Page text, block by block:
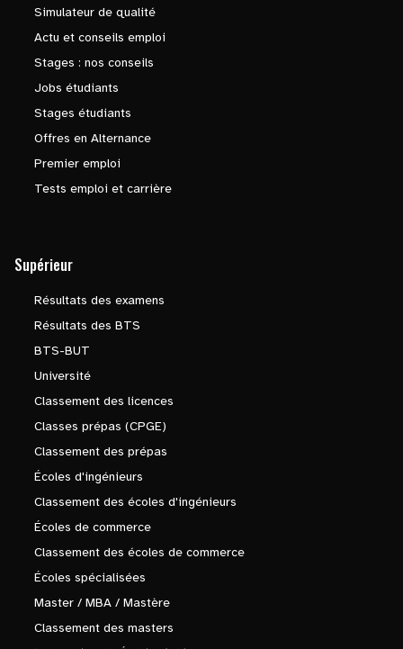
Simulateur de qualité
Actu et conseils emploi
Stages : nos conseils
Jobs étudiants
Stages étudiants
Offres en Alternance
Premier emploi
Tests emploi et carrière
Supérieur
Résultats des examens
Résultats des BTS
BTS-BUT
Université
Classement des licences
Classes prépas (CPGE)
Classement des prépas
Écoles d'ingénieurs
Classement des écoles d'ingénieurs
Écoles de commerce
Classement des écoles de commerce
Écoles spécialisées
Master / MBA / Mastère
Classement des masters